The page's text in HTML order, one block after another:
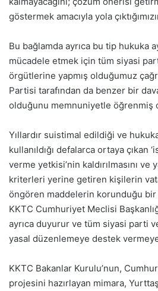
göstermek amacıyla yola
Bu bağlamda ayrıca bu tip hukuka
mücadele etmek için tüm siyasi
örgütlerine yapmış olduğumuz çağrı
Partisi tarafından da benzer bir
olduğunu memnuniyetle öğrenmiş
Yıllardır suistimal edildiği ve
kullanıldığı defalarca ortaya çıkan
verme yetkisi’nin kaldırılmasını
kriterleri yerine getiren kişilerin
öngören maddelerin korunduğu bir
KKTC Cumhuriyet Meclisi
ayrıca duyurur ve tüm siyasi parti
yasal düzenlemeye destek vermeye
KKTC Bakanlar Kurulu’nun,
projesini hazırlayan mimara,